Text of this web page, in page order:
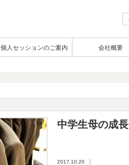
個人セッションのご案内 会社概要
中学生母の成長
2017.10.20